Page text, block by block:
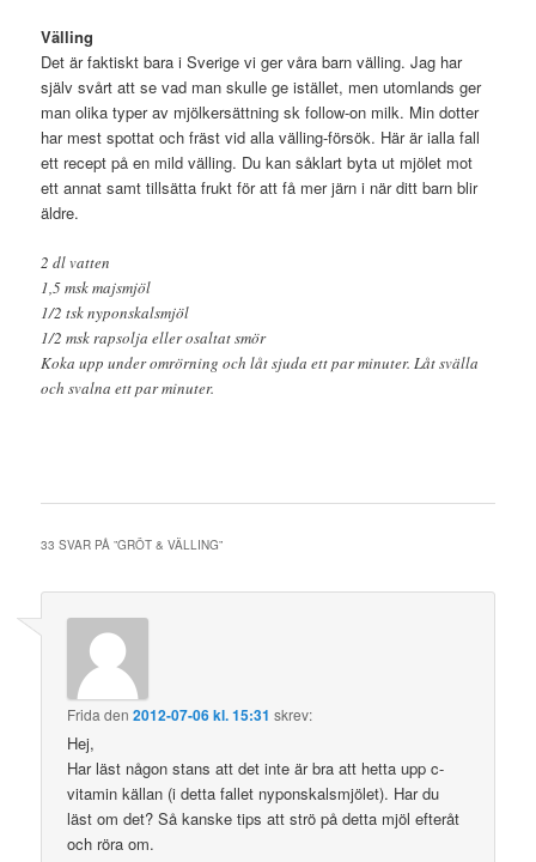
Välling
Det är faktiskt bara i Sverige vi ger våra barn välling. Jag har
själv svårt att se vad man skulle ge istället, men utomlands ger
man olika typer av mjölkersättning sk follow-on milk. Min dotter
har mest spottat och fräst vid alla välling-försök. Här är ialla fall
ett recept på en mild välling. Du kan såklart byta ut mjölet mot
ett annat samt tillsätta frukt för att få mer järn i när ditt barn blir
äldre.
2 dl vatten
1,5 msk majsmjöl
1/2 tsk nyponskalsmjöl
1/2 msk rapsolja eller osaltat smör
Koka upp under omrörning och låt sjuda ett par minuter. Låt svälla
och svalna ett par minuter.
33 SVAR PÅ ”GRÖT & VÄLLING”
Frida den2012-07-06 kl. 15:31 skrev:
Hej,
Har läst någon stans att det inte är bra att hetta upp c-
vitamin källan (i detta fallet nyponskalsmjölet). Har du
läst om det? Så kanske tips att strö på detta mjöl efteråt
och röra om.